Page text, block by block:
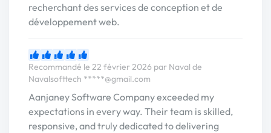
recherchant des services de conception et de
développement web.
Recommandé le 22 février 2026 par Naval de
Navalsofttech *****@gmail.com
Aanjaney Software Company exceeded my
expectations in every way. Their team is skilled,
responsive, and truly dedicated to delivering